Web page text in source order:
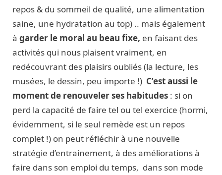
repos & du sommeil de qualité, une alimentation
saine, une hydratation au top) .. mais également
à garder le moral au beau fixe, en faisant des
activités qui nous plaisent vraiment, en
redécouvrant des plaisirs oubliés (la lecture, les
musées, le dessin, peu importe !) C’est aussi le
moment de renouveler ses habitudes : si on
perd la capacité de faire tel ou tel exercice (hormi,
évidemment, si le seul remède est un repos
complet !) on peut réfléchir à une nouvelle
stratégie d’entrainement, à des améliorations à
faire dans son emploi du temps, dans son mode